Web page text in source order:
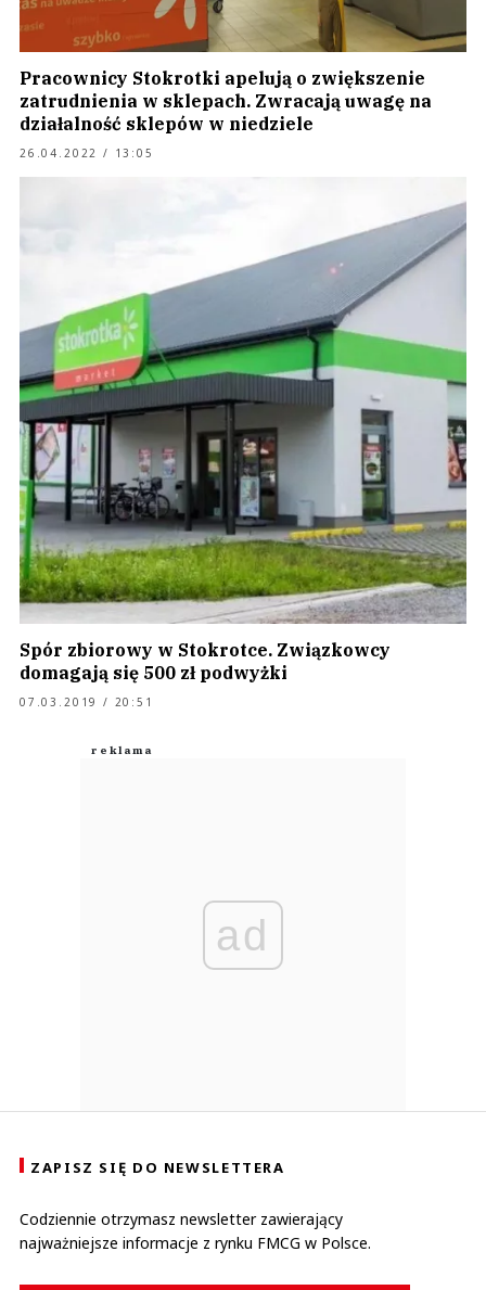
Pracownicy Stokrotki apelują o zwiększenie
zatrudnienia w sklepach. Zwracają uwagę na
działalność sklepów w niedziele
26.04.2022 / 13:05
Spór zbiorowy w Stokrotce. Związkowcy
domagają się 500 zł podwyżki
07.03.2019 / 20:51
ad
ZAPISZ SIĘ DO NEWSLETTERA
Codziennie otrzymasz newsletter zawierający
najważniejsze informacje z rynku FMCG w Polsce.